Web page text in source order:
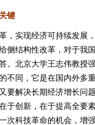
键
实现经济可持续发展
侧结构性改革，对于我
。北京大学王志伟教授
不同，它是在国内外多
要解决长期经济增长问
于创新，在于提高全要
次科技革命的机会，增